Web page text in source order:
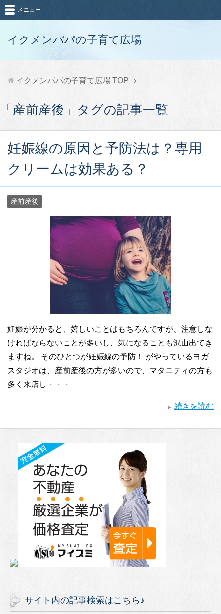
イクメンパパの子育て広場
メニュー
イクメンパパの子育て広場 TOP
「産前産後」タグの記事一覧
妊娠線の原因と予防法は？専用
クリームは効果ある？
産前産後
妊娠が分かると、嬉しいことはもちろんですが、注意しな
ければならないことが多いし、気になることも沢山出てき
ますね。 そのひとつが妊娠線の予防！ がやっているヨガ
スタジオは、産前産後の方が多いので、マタニティの方も
多く来店し・・・
続きを読む
サイト内の記事検索はこちら♪